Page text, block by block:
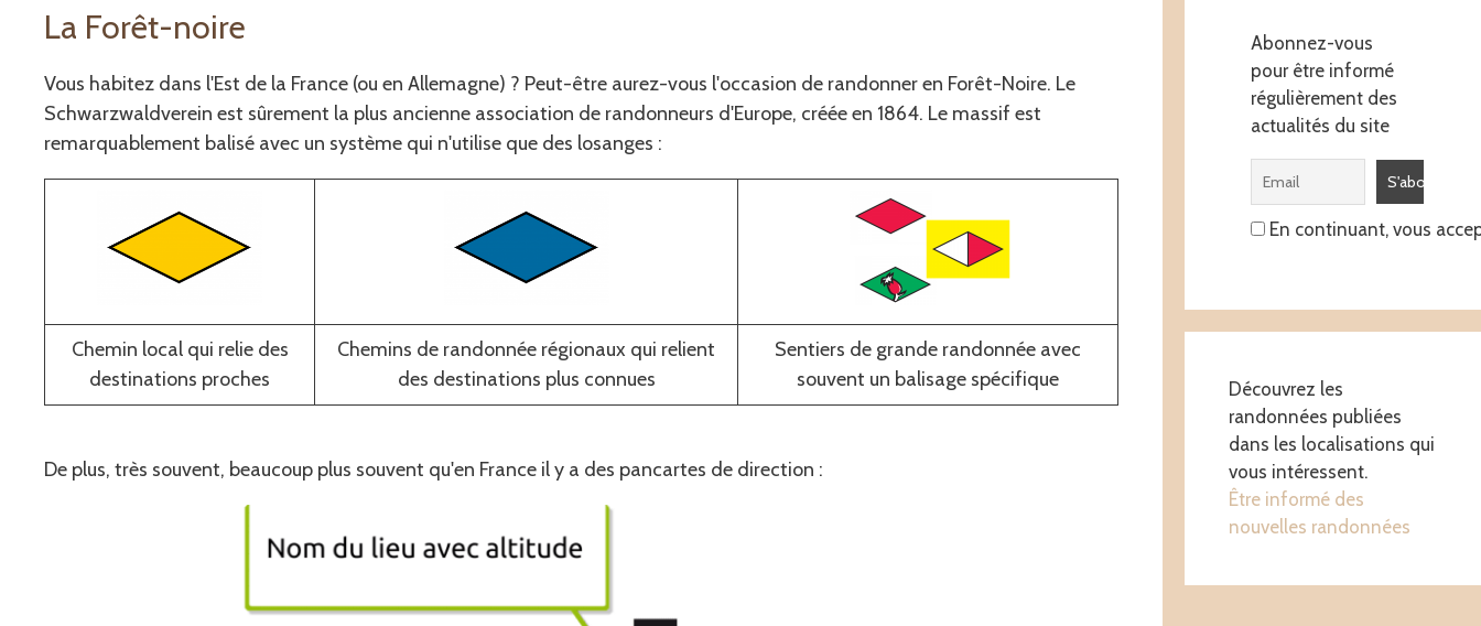
La Forêt-noire
Vous habitez dans l'Est de la France (ou en Allemagne) ? Peut-être aurez-vous l'occasion de randonner en Forêt-Noire. Le
Schwarzwaldverein est sûrement la plus ancienne association de randonneurs d'Europe, créée en 1864. Le massif est
remarquablement balisé avec un système qui n'utilise que des losanges :
Chemin local qui relie des
destinations proches
Chemins de randonnée régionaux qui relient
des destinations plus connues
Sentiers de grande randonnée avec
souvent un balisage spécifique
De plus, très souvent, beaucoup plus souvent qu'en France il y a des pancartes de direction :
Abonnez-vous
pour être informé
régulièrement des
actualités du site
En continuant, vous
Découvrez les
randonnées publiées
dans les localisations qui
vous intéressent.
Être informé des
nouvelles randonnées